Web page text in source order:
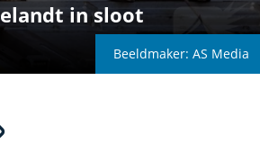
in sloot
Beeldmaker: AS Media